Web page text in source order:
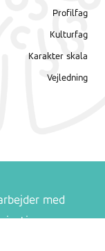
Profilfag
Kulturfag
Karakter skala
Vejledning
med